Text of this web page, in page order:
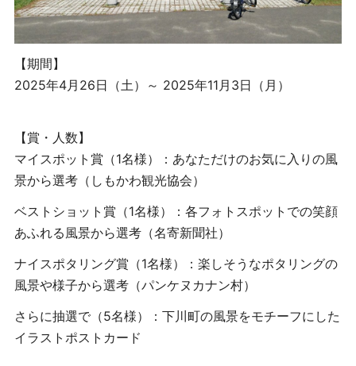
【期間】
2025年4月26日（土）～ 2025年11月3日（月）
【賞・人数】
マイスポット賞（1名様）
：あなただけのお気に入りの風
景から選考（しもかわ観光協会）
ベストショット賞（1名様）
：各フォトスポットでの笑顔
あふれる風景から選考（名寄新聞社）
ナイスポタリング賞（1名様）
：楽しそうなポタリングの
風景や様子から選考（パンケヌカナン村）
さらに抽選で（5名様）
：下川町の風景をモチーフにした
イラストポストカード